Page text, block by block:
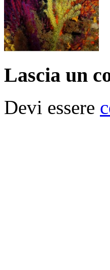
Lascia un
Devi essere